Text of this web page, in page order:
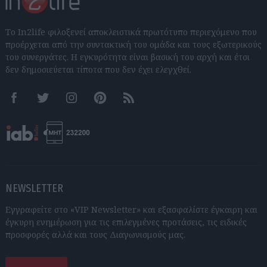
Το In2life φιλοξενεί αποκλειστικά πρωτότυπο περιεχόμενο που
προέρχεται από την συντακτική του ομάδα και τους εξωτερικούς
του συνεργάτες. Η εγκυρότητα είναι βασική του αρχή και έτσι
δεν δημοσιεύεται τίποτα που δεν έχει ελεγχθεί.
FacebookTwitter InstagramPinterestRSS feeds
NEWSLETTER
Εγγραφείτε στο «VIP Newsletter» και εξασφαλίστε έγκαιρη και
έγκυρη ενημέρωση για τις επιλεγμένες προτάσεις, τις ειδικές
προσφορές αλλά και τους Διαγωνισμούς μας.